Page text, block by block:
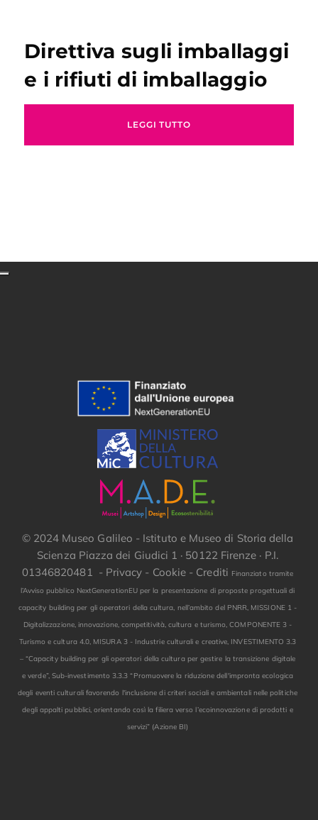
Direttiva sugli imballaggi
e i rifiuti di imballaggio
LEGGI TUTTO
© 2024 Museo Galileo - Istituto e Museo di Storia della
Scienza Piazza dei Giudici 1 · 50122 Firenze · P.I.
01346820481 - Privacy - Cookie - Crediti Finanziato tramite
l’Avviso pubblico NextGenerationEU per la presentazione di proposte progettuali di
capacity building per gli operatori della cultura, nell’ambito del PNRR, MISSIONE 1 -
Digitalizzazione, innovazione, competitività, cultura e turismo, COMPONENTE 3 -
Turismo e cultura 4.0, MISURA 3 - Industrie culturali e creative, INVESTIMENTO 3.3
– “Capacity building per gli operatori della cultura per gestire la transizione digitale
e verde”, Sub-investimento 3.3.3 “Promuovere la riduzione dell'impronta ecologica
degli eventi culturali favorendo l'inclusione di criteri sociali e ambientali nelle politiche
degli appalti pubblici, orientando così la filiera verso l’ecoinnovazione di prodotti e
servizi” (Azione BI)